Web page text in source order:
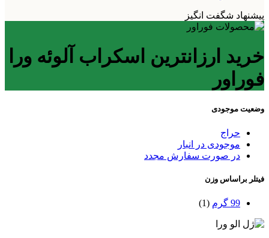
پیشنهاد شگفت انگیز
خرید ارزانترین اسکراب آلوئه ورا
فوراور
وضعیت موجودی
حراج
موجودی در انبار
در صورت سفارش مجدد
فیتلر براساس وزن
99 گرم (1)